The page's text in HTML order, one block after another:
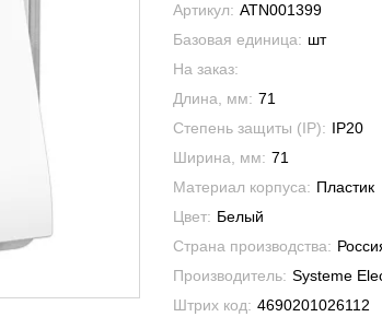
Артикул: ATN001399
Базовая единица: шт
На заказ:
Длина, мм: 71
Степень защиты (IP): IP20
Ширина, мм: 71
Материал корпуса: Пластик
Цвет: Белый
Страна производства:
Производитель: Systeme
Штрих код: 4690201026112